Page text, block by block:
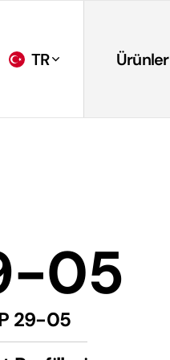
TR Ürünler
05
29-05